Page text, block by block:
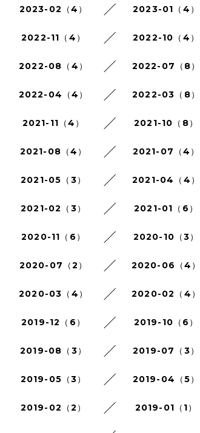
2023-02（4） 2023-01（4）
2022-11（4） 2022-10（4）
2022-08（4） 2022-07（8）
2022-04（4） 2022-03（8）
2021-11（4） 2021-10（8）
2021-08（4） 2021-07（4）
2021-05（3） 2021-04（4）
2021-02（3） 2021-01（6）
2020-11（6） 2020-10（3）
2020-07（2） 2020-06（4）
2020-03（4） 2020-02（4）
2019-12（6） 2019-10（6）
2019-08（3） 2019-07（3）
2019-05（3） 2019-04（5）
2019-02（2） 2019-01（1）